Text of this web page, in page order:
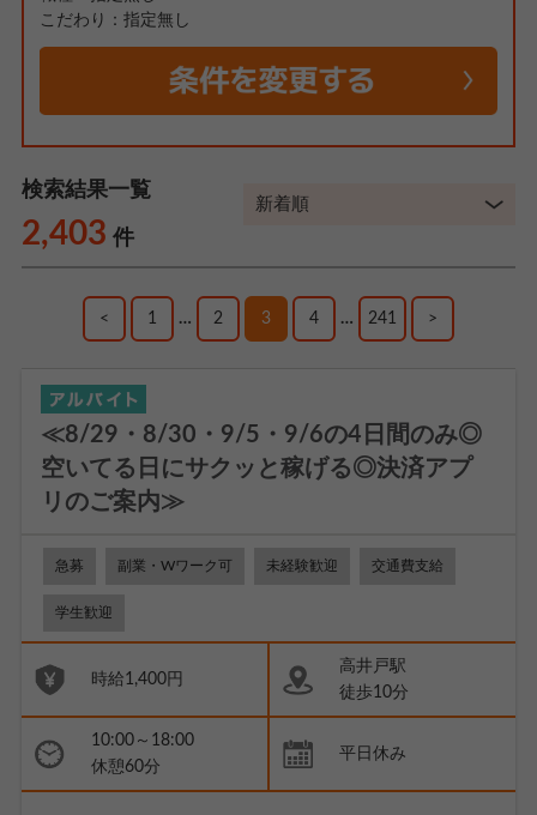
こだわり：指定無し
検索結果一覧
2,403 件
< 1 … 2 3 4 … 241 >
≪8/29・8/30・9/5・9/6の4日間のみ◎
空いてる日にサクッと稼げる◎決済アプ
リのご案内≫
急募 副業・Wワーク可 未経験歓迎 交通費支給
学生歓迎
時給1,400円
高井戸駅
徒歩10分
10:00～18:00
休憩60分
平日休み